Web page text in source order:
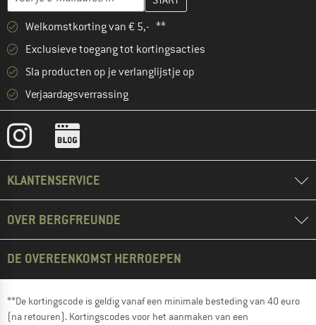
Welkomstkorting van € 5,- **
Exclusieve toegang tot kortingsacties
Sla producten op je verlanglijstje op
Verjaardagsverrassing
KLANTENSERVICE
OVER BERGFREUNDE
DE OVEREENKOMST HERROEPEN
**De kortingscode is geldig vanaf een minimale besteding van 40 euro
(na retouren). Kortingscodes voor het aanmaken van een